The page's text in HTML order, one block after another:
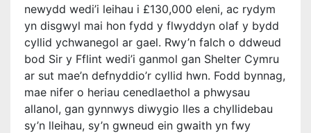
newydd wedi’i leihau i £130,000 eleni, ac rydym
yn disgwyl mai hon fydd y flwyddyn olaf y bydd
cyllid ychwanegol ar gael. Rwy’n falch o ddweud
bod Sir y Fflint wedi’i ganmol gan Shelter Cymru
ar sut mae’n defnyddio’r cyllid hwn. Fodd bynnag,
mae nifer o heriau cenedlaethol a phwysau
allanol, gan gynnwys diwygio lles a chyllidebau
sy’n lleihau, sy’n gwneud ein gwaith yn fwy